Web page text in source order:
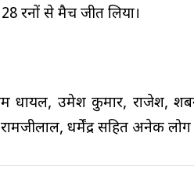
रनों से मैच जीत लिया।
धायल, उमेश कुमार, राजेश,
धर्मेंद्र सहित अनेक